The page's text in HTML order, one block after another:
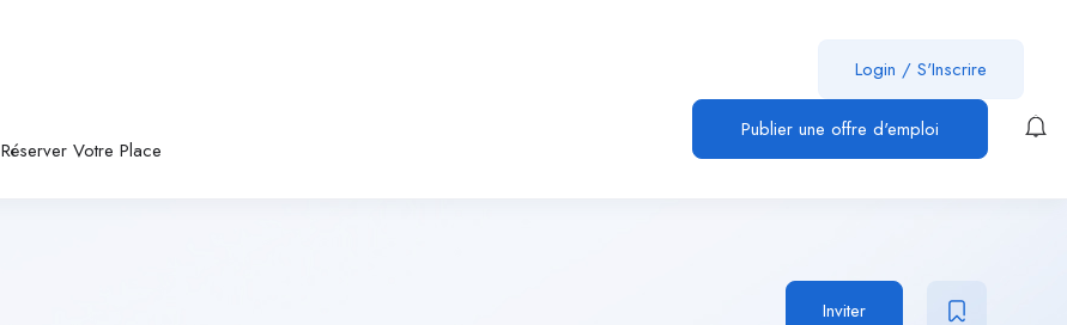
Réserver Votre Place
Login / S'Inscrire
Publier une offre d'emploi
Inviter